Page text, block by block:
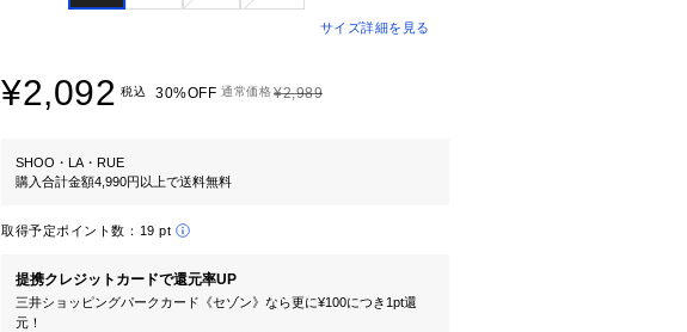
サイズ詳細を見る
¥2,092 税込 30%OFF 通常価格¥2,989
SHOO・LA・RUE
購入合計金額4,990円以上で送料無料
取得予定ポイント数： 19 pt
提携クレジットカードで還元率UP
三井ショッピングパークカード《セゾン》なら更に¥100につき1pt還
元！